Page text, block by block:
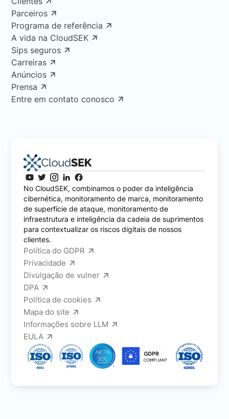
Parceiros
Programa de referência
A vida na CloudSEK
Sips seguros
Carreiras
Anúncios
Prensa
Entre em contato conosco
No CloudSEK, combinamos o poder da inteligência
cibernética, monitoramento de marca, monitoramento
de superfície de ataque, monitoramento de
infraestrutura e inteligência da cadeia de suprimentos
para contextualizar os riscos digitais de nossos
clientes.
Política do GDPR
Privacidade
Divulgação de vulner
DPA
Política de cookies
Mapa do site
Informações sobre LLM
EULA